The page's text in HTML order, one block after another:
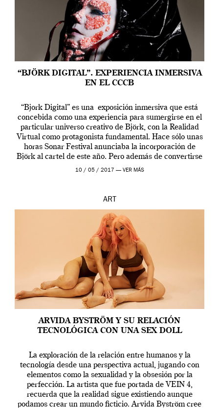
“BJÖRK DIGITAL”. EXPERIENCIA INMERSIVA
EN EL CCCB
“Bjork Digital” es una exposición inmersiva que está
concebida como una experiencia para sumergirse en el
particular universo creativo de Björk, con la Realidad
Virtual como protagonista fundamental. Hace sólo unas
horas Sonar Festival anunciaba la incorporación de
Björk al cartel de este año. Pero además de convertirse
en una de las actuaciones más relevantes […]
10 / 05 / 2017 — VER MÁS
ART
ARVIDA BYSTRÖM Y SU RELACIÓN
TECNOLÓGICA CON UNA SEX DOLL
La exploración de la relación entre humanos y la
tecnología desde una perspectiva actual, jugando con
elementos como la sexualidad y la obsesión por la
perfección. La artista que fue portada de VEIN 4,
recuerda que la realidad sigue existiendo aunque
podamos crear un mundo ficticio. Arvida Byström cree